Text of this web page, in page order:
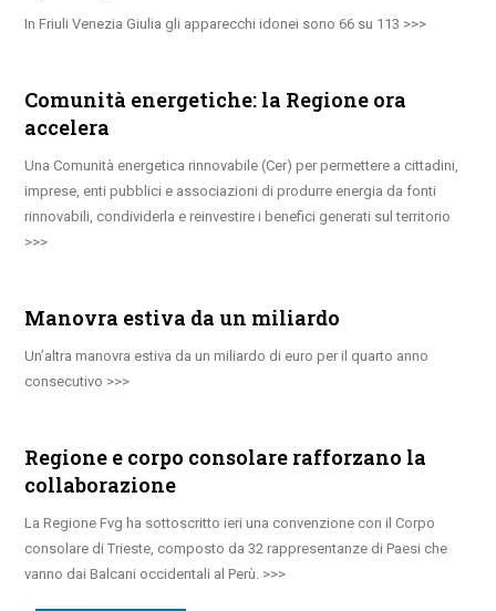
In Friuli Venezia Giulia gli apparecchi idonei sono 66 su 113
Comunità energetiche: la Regione ora
accelera
Una Comunità energetica rinnovabile (Cer) per permettere a cittadini,
imprese, enti pubblici e associazioni di produrre energia da fonti
rinnovabili, condividerla e reinvestire i benefici generati sul territorio
Manovra estiva da un miliardo
Un’altra manovra estiva da un miliardo di euro per il quarto anno
consecutivo
Regione e corpo consolare rafforzano la
collaborazione
La Regione Fvg ha sottoscritto ieri una convenzione con il Corpo
consolare di Trieste, composto da 32 rappresentanze di Paesi che
vanno dai Balcani occidentali al Perù.